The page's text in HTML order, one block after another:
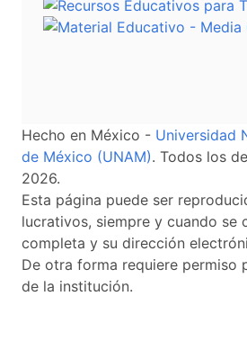
Hecho en México - Universidad
de México (UNAM). Todos los
2026.
Esta página puede ser
lucrativos, siempre y cuando se
completa y su dirección
De otra forma requiere permiso
de la institución.